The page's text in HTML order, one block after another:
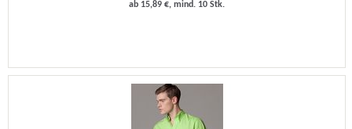
ab 15,89 €, mind. 10 Stk.